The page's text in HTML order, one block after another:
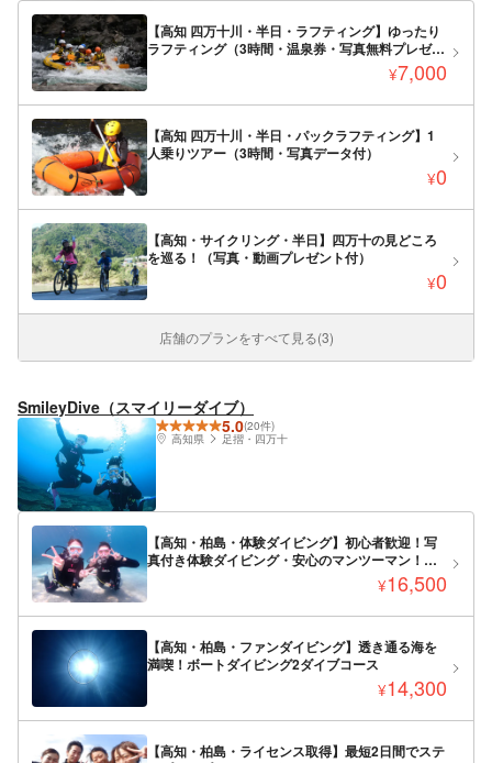
【高知 四万十川・半日・ラフティング】ゆったり
ラフティング（3時間・温泉券・写真無料プレゼン
¥7,000
【高知 四万十川・半日・パックラフティング】1
人乗りツアー（3時間・写真データ付）
¥0
【高知・サイクリング・半日】四万十の見どころ
を巡る！（写真・動画プレゼント付）
¥0
店舗のプランをすべて見る(3)
SmileyDive（スマイリーダイブ）
5.0(20件)
高知県
足摺・四万十
【高知・柏島・体験ダイビング】初心者歓迎！写
真付き体験ダイビング・安心のマンツーマン！柏
島の海の世界を探検しよう！最高の思い出をお持
¥16,500
【高知・柏島・ファンダイビング】透き通る海を
満喫！ボートダイビング2ダイブコース
¥14,300
【高知・柏島・ライセンス取得】最短2日間でステ